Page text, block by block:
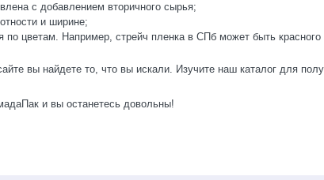
с добавлением вторичного сырья;
и ширине;
по цветам. Например, стрейч пленка в СПб может быть красного
вы найдете то, что вы искали. Изучите наш каталог для
и вы останетесь довольны!